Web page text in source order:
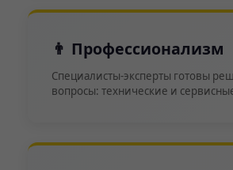
👨‍ Профессионализм
Специалисты-эксперты готовы
вопросы: технические и